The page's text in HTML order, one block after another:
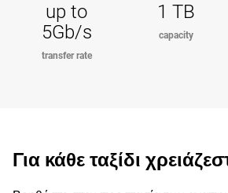
up to
5Gb/s
transfer rate
1 TB
capacity
Για κάθε ταξίδι